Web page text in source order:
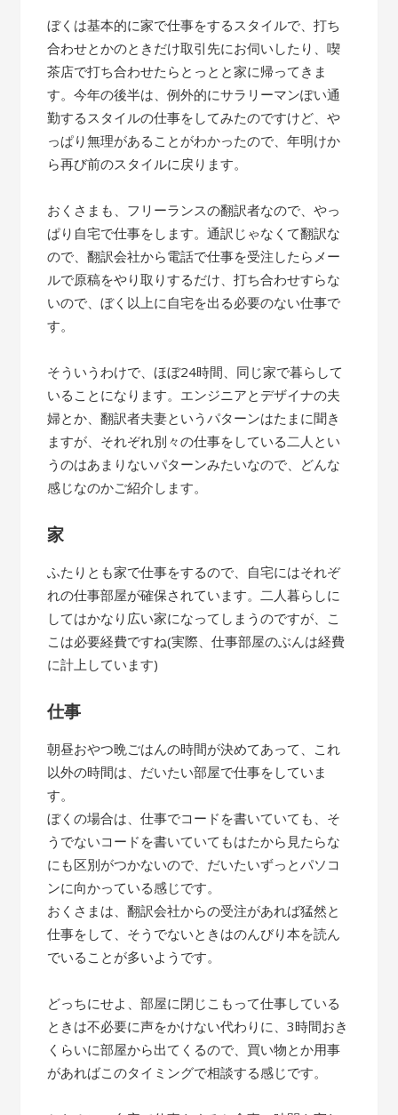
ぼくは基本的に家で仕事をするスタイルで、打ち
合わせとかのときだけ取引先にお伺いしたり、喫
茶店で打ち合わせたらとっとと家に帰ってきま
す。今年の後半は、例外的にサラリーマンぽい通
勤するスタイルの仕事をしてみたのですけど、や
っぱり無理があることがわかったので、年明けか
ら再び前のスタイルに戻ります。
おくさまも、フリーランスの翻訳者なので、やっ
ぱり自宅で仕事をします。通訳じゃなくて翻訳な
ので、翻訳会社から電話で仕事を受注したらメー
ルで原稿をやり取りするだけ、打ち合わせすらな
いので、ぼく以上に自宅を出る必要のない仕事で
す。
そういうわけで、ほぼ24時間、同じ家で暮らして
いることになります。エンジニアとデザイナの夫
婦とか、翻訳者夫妻というパターンはたまに聞き
ますが、それぞれ別々の仕事をしている二人とい
うのはあまりないパターンみたいなので、どんな
感じなのかご紹介します。
家
ふたりとも家で仕事をするので、自宅にはそれぞ
れの仕事部屋が確保されています。二人暮らしに
してはかなり広い家になってしまうのですが、こ
こは必要経費ですね(実際、仕事部屋のぶんは経費
に計上しています)
仕事
朝昼おやつ晩ごはんの時間が決めてあって、これ
以外の時間は、だいたい部屋で仕事をしていま
す。
ぼくの場合は、仕事でコードを書いていても、そ
うでないコードを書いていてもはたから見たらな
にも区別がつかないので、だいたいずっとパソコ
ンに向かっている感じです。
おくさまは、翻訳会社からの受注があれば猛然と
仕事をして、そうでないときはのんびり本を読ん
でいることが多いようです。
どっちにせよ、部屋に閉じこもって仕事している
ときは不必要に声をかけない代わりに、3時間おき
くらいに部屋から出てくるので、買い物とか用事
があればこのタイミングで相談する感じです。